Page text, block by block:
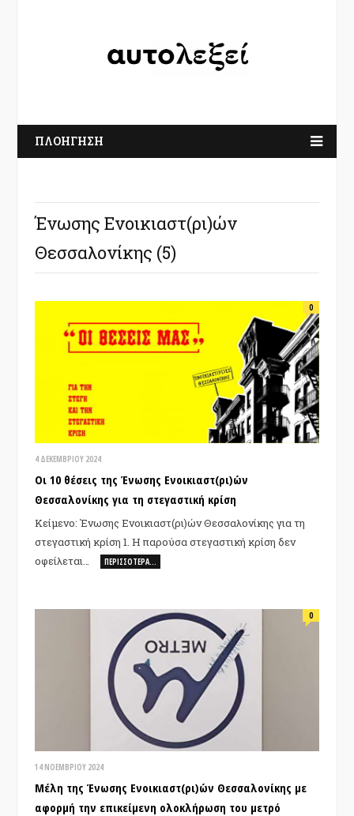
ΠΛΟΗΓΗΣΗ
Ένωσης Ενοικιαστ(ρι)ών
Θεσσαλονίκης (5)
4 ΔΕΚΕΜΒΡΊΟΥ 2024
0
Οι 10 θέσεις της Ένωσης Ενοικιαστ(ρι)ών
Θεσσαλονίκης για τη στεγαστική κρίση
Κείμενο: Ένωσης Ενοικιαστ(ρι)ών Θεσσαλονίκης για τη
στεγαστική κρίση 1. Η παρούσα στεγαστική κρίση δεν
οφείλεται…
ΠΕΡΙΣΣΌΤΕΡΑ…
14 ΝΟΕΜΒΡΊΟΥ 2024
0
Μέλη της Ένωσης Ενοικιαστ(ρι)ών Θεσσαλονίκης με
αφορμή την επικείμενη ολοκλήρωση του μετρό